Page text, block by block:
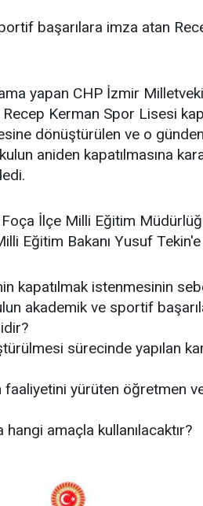
başarılara imza atan
yapan CHP İzmir
Kerman Spor Lisesi
dönüştürülen ve o
aniden kapatılmasına
İlçe Milli Eğitim
Eğitim Bakanı Yusuf
kapatılmak istenmesinin
akademik ve sportif
sürecinde yapılan
yürüten öğretmen
amaçla kullanılacaktır?